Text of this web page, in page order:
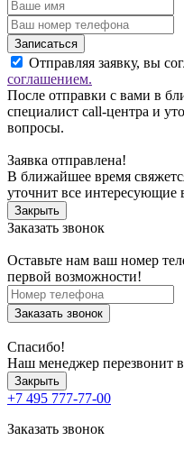
Записаться
Отправляя заявку, вы
соглашением.
После отправки с вами в
специалист call-центра и
вопросы.
Заявка отправлена!
В ближайшее время
уточнит все интересующие
Закрыть
Заказать звонок
Оставьте нам ваш номер
первой возможности!
Заказать звонок
Спасибо!
Наш менеджер перезвонит
Закрыть
+7 495 777-77-00
Заказать звонок